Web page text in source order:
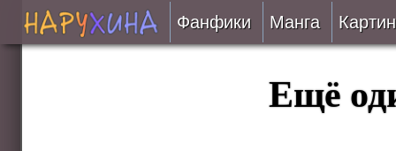
Фанфики
Сборники
Манга
Ещё